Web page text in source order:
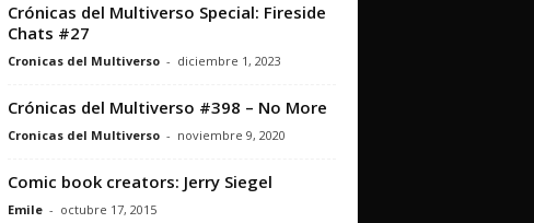
Crónicas del Multiverso Special: Fireside
Chats #27
Cronicas del Multiverso - diciembre 1, 2023
Crónicas del Multiverso #398 – No More
Cronicas del Multiverso - noviembre 9, 2020
Comic book creators: Jerry Siegel
Emile - octubre 17, 2015